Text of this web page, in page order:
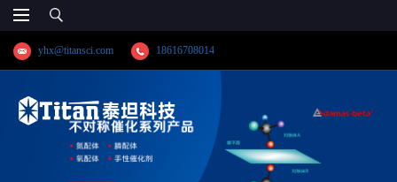
yhx@titansci.com 18616708014